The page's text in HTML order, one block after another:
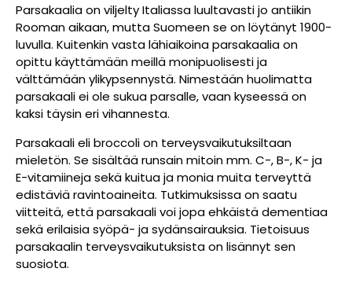
Parsakaalia on viljelty Italiassa luultavasti jo antiikin
Rooman aikaan, mutta Suomeen se on löytänyt 1900-
luvulla. Kuitenkin vasta lähiaikoina parsakaalia on
opittu käyttämään meillä monipuolisesti ja
välttämään ylikypsennystä. Nimestään huolimatta
parsakaali ei ole sukua parsalle, vaan kyseessä on
kaksi täysin eri vihannesta.
Parsakaali eli broccoli on terveysvaikutuksiltaan
mieletön. Se sisältää runsain mitoin mm. C-, B-, K- ja
E-vitamiineja sekä kuitua ja monia muita terveyttä
edistäviä ravintoaineita. Tutkimuksissa on saatu
viitteitä, että parsakaali voi jopa ehkäistä dementiaa
sekä erilaisia syöpä- ja sydänsairauksia. Tietoisuus
parsakaalin terveysvaikutuksista on lisännyt sen
suosiota.